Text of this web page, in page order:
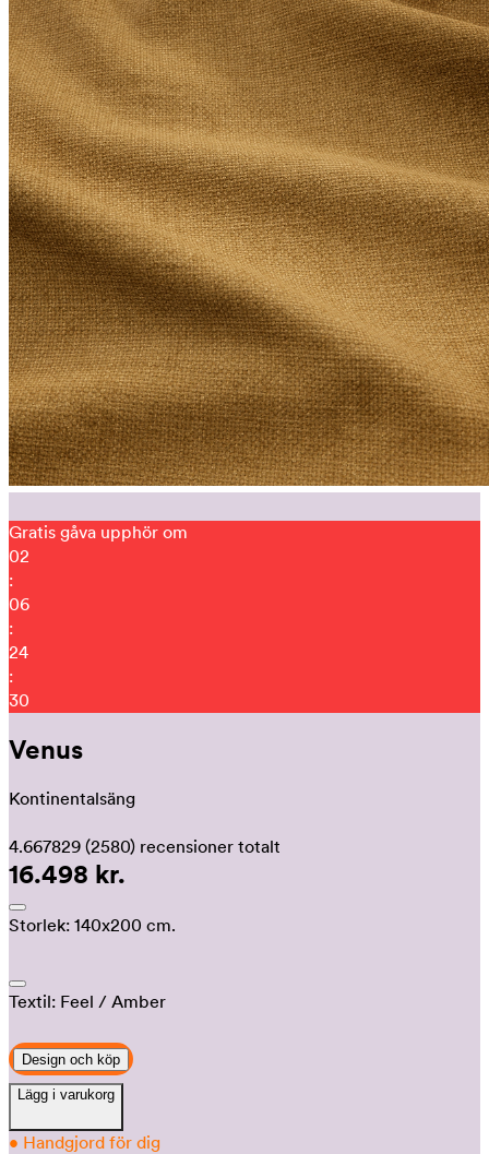
Gratis gåva upphör om
02
:
06
:
24
:
20
Venus
Kontinentalsäng
4.667829 (2580) recensioner totalt
16.498 kr.
Storlek: 140x200 cm.
Textil: Feel / Amber
Design och köp
Lägg i varukorg
• Handgjord för dig